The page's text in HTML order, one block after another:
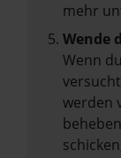
mehr
Wende
Wenn
werden